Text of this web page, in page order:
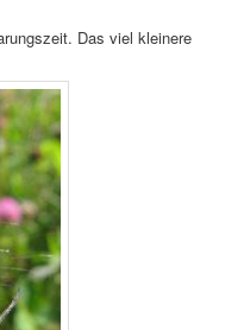
Das viel kleinere